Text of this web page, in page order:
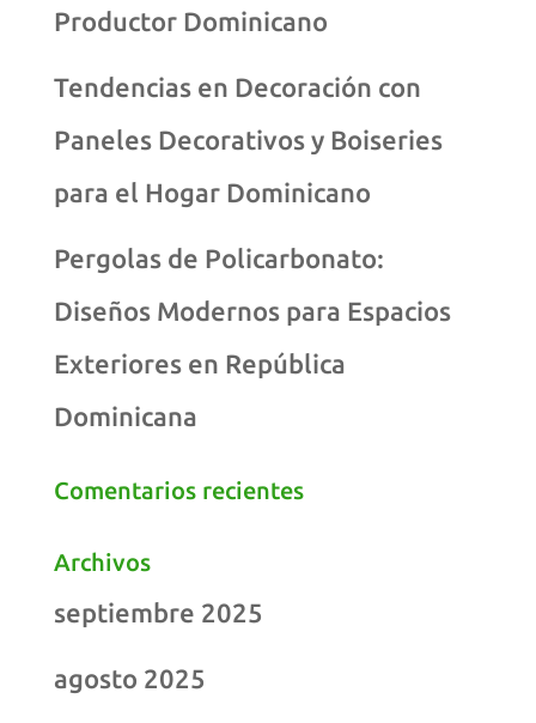
Productor Dominicano
Tendencias en Decoración con
Paneles Decorativos y Boiseries
para el Hogar Dominicano
Pergolas de Policarbonato:
Diseños Modernos para Espacios
Exteriores en República
Dominicana
Comentarios recientes
Archivos
septiembre 2025
agosto 2025